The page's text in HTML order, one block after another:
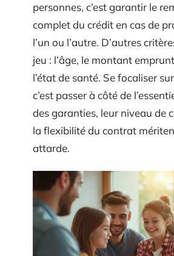
personnes, c’est garantir le
complet du crédit en cas de
l’un ou l’autre. D’autres
jeu : l’âge, le montant
l’état de santé. Se focaliser
c’est passer à côté de
des garanties, leur niveau de
la flexibilité du contrat
attarde.